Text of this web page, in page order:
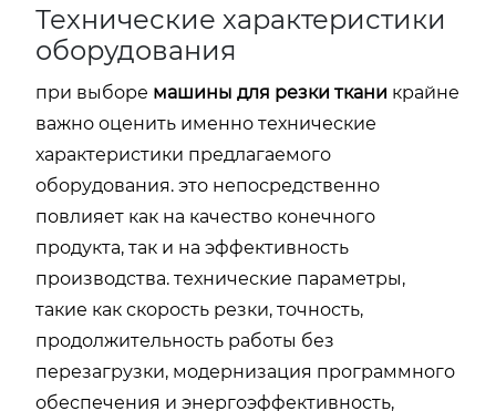
Технические характеристики
оборудования
при выборе машины для резки ткани крайне
важно оценить именно технические
характеристики предлагаемого
оборудования. это непосредственно
повлияет как на качество конечного
продукта, так и на эффективность
производства. технические параметры,
такие как скорость резки, точность,
продолжительность работы без
перезагрузки, модернизация программного
обеспечения и энергоэффективность,